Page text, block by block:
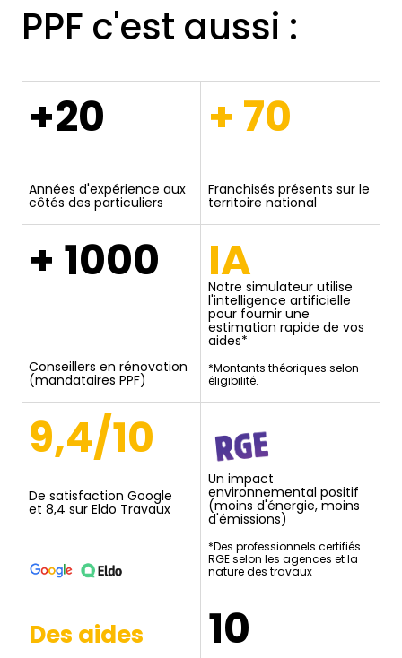
PPF c'est aussi :
+20
Années d'expérience aux
côtés des particuliers
+ 70
Franchisés présents sur le
territoire national
+ 1000
Conseillers en rénovation
(mandataires PPF)
IA
Notre simulateur utilise
l'intelligence artificielle
pour fournir une
estimation rapide de vos
aides*
*Montants théoriques selon
éligibilité.
9,4/10
De satisfaction Google
et 8,4 sur Eldo Travaux
Un impact
environnemental positif
(moins d'énergie, moins
d'émissions)
*Des professionnels certifiés
RGE selon les agences et la
nature des travaux
Des aides
10